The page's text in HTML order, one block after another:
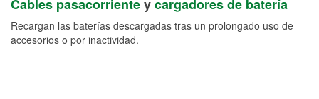
Cables pasacorrienteycargadores de batería
Recargan las baterías descargadas tras un prolongado uso de
accesorios o por inactividad.